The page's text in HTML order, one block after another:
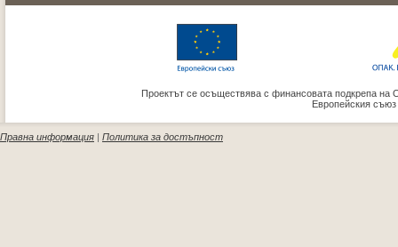
Проектът се осъществява с финансовата подкрепа на
Европейския
Правна информация | Политика за достъпност